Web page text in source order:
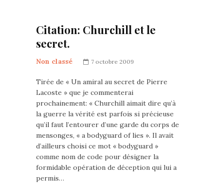
Citation: Churchill et le
secret.
Non classé 7 octobre 2009
Tirée de « Un amiral au secret de Pierre
Lacoste » que je commenterai
prochainement: « Churchill aimait dire qu’à
la guerre la vérité est parfois si précieuse
qu’il faut l’entourer d’une garde du corps de
mensonges, « a bodyguard of lies ». Il avait
d’ailleurs choisi ce mot « bodyguard »
comme nom de code pour désigner la
formidable opération de déception qui lui a
permis…